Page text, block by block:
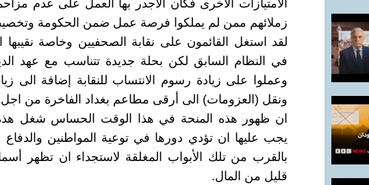
الامتيازات الأخرى فكان الأجدر بها العمل على عدم
زملائهم ممن لم يملكوا فرصة عمل ضمن الحكومة
لقد استغل القائمون على نقابة الصحفيين وخاصة نقيبها
في النظام السابق لكن بحلة جديدة تتناسب مع عهد
وعملوا على زيادة رسوم الانتساب للنقابة إضافة الى
ونقل (العزومات) الى أرقى مطاعم بغداد الفاخرة من
ان ظهور هذه المنحة في هذا الوقت الحساس شغل هذه
يجب عليها ان تؤدي دورها في توعية المواطنين
بالقرب من تلك الأبواب المغلقة لاستجداء ان تظهر
قليل من المال.